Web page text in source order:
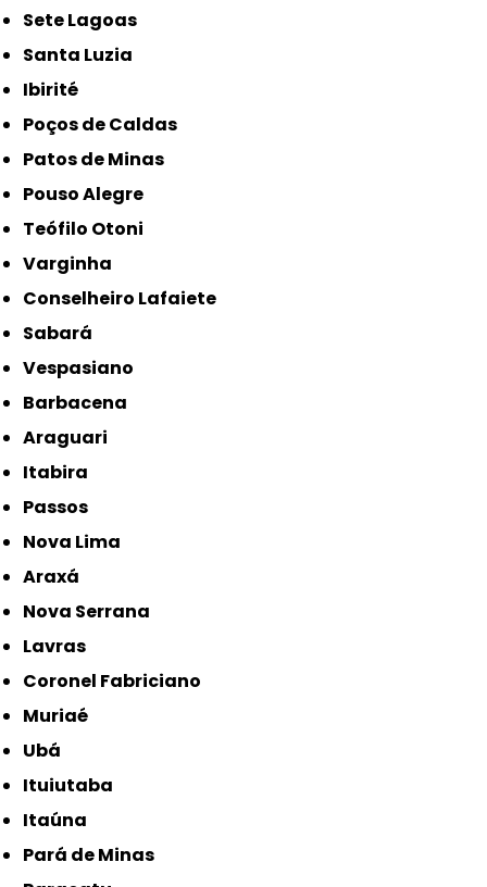
Sete Lagoas
Santa Luzia
Ibirité
Poços de Caldas
Patos de Minas
Pouso Alegre
Teófilo Otoni
Varginha
Conselheiro Lafaiete
Sabará
Vespasiano
Barbacena
Araguari
Itabira
Passos
Nova Lima
Araxá
Nova Serrana
Lavras
Coronel Fabriciano
Muriaé
Ubá
Ituiutaba
Itaúna
Pará de Minas